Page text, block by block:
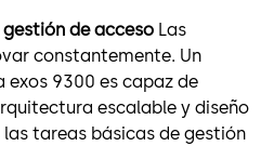
de acceso Las
constantemente. Un
9300 es capaz de
escalable y diseño
tareas básicas de gestión